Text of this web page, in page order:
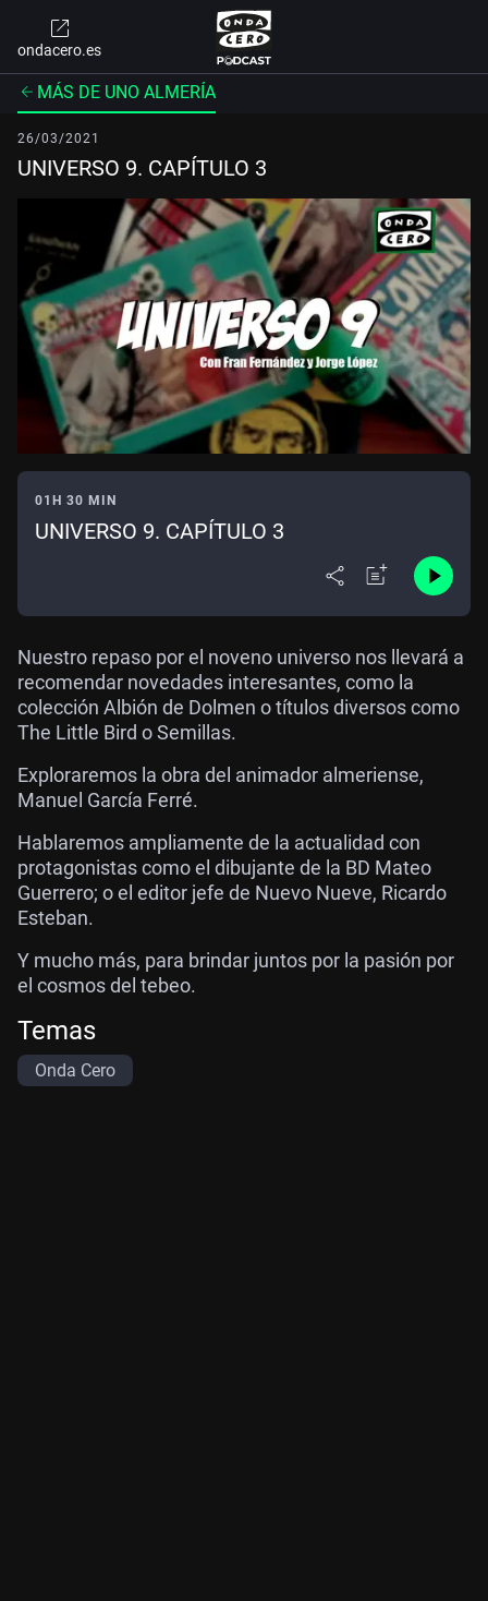
ondacero.es
MÁS DE UNO ALMERÍA
26/03/2021
UNIVERSO 9. CAPÍTULO 3
01H 30 MIN
UNIVERSO 9. CAPÍTULO 3
Nuestro repaso por el noveno universo nos llevará a
recomendar novedades interesantes, como la
colección Albión de Dolmen o títulos diversos como
The Little Bird o Semillas.
Exploraremos la obra del animador almeriense,
Manuel García Ferré.
Hablaremos ampliamente de la actualidad con
protagonistas como el dibujante de la BD Mateo
Guerrero; o el editor jefe de Nuevo Nueve, Ricardo
Esteban.
Y mucho más, para brindar juntos por la pasión por
el cosmos del tebeo.
Temas
Onda Cero